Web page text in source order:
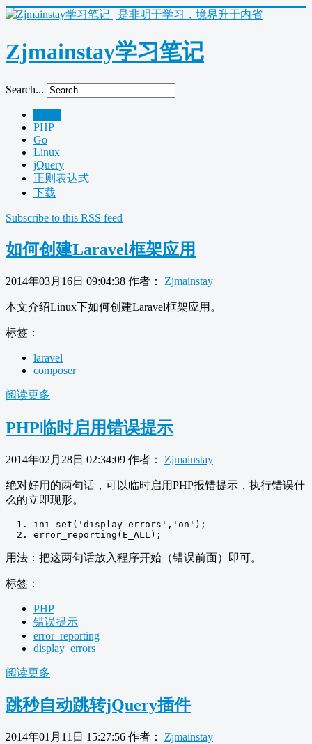
Zjmainstay学习笔记
Search...
PHP
Go
Linux
jQuery
正则表达式
下载
Subscribe to this RSS feed
如何创建Laravel框架应用
2014年03月16日 09:04:38 作者： Zjmainstay
本文介绍Linux下如何创建Laravel框架应用。
标签：
laravel
composer
阅读更多
PHP临时启用错误提示
2014年02月28日 02:34:09 作者： Zjmainstay
绝对好用的两句话，可以临时启用PHP报错提示，执行错误什
么的立即现形。
ini_set ( 'display_errors' , 'on' );
error_reporting ( E_ALL );
用法：把这两句话放入程序开始（错误前面）即可。
标签：
PHP
错误提示
error_reporting
display_errors
阅读更多
跳秒自动跳转jQuery插件
2014年01月11日 15:27:56 作者： Zjmainstay